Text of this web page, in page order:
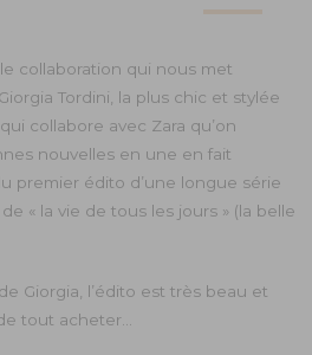
collaboration qui nous met
Tordini, la plus chic et stylée
collabore avec Zara qu’on
nouvelles en une en fait
premier édito d’une longue série
« la vie de tous les jours » (la belle
Giorgia, l’édito est très beau et
tout acheter…